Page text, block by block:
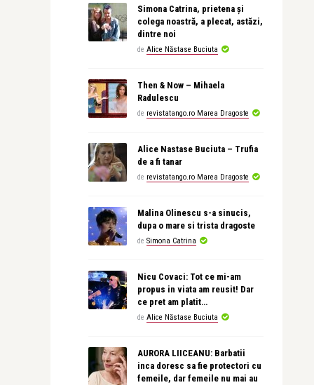
Simona Catrina, prietena și
colega noastră, a plecat, astăzi,
dintre noi
de Alice Năstase Buciuta
Then & Now – Mihaela
Radulescu
de revistatango.ro Marea Dragoste
Alice Nastase Buciuta – Trufia
de a fi tanar
de revistatango.ro Marea Dragoste
Malina Olinescu s-a sinucis,
dupa o mare si trista dragoste
de Simona Catrina
Nicu Covaci: Tot ce mi-am
propus in viata am reusit! Dar
ce pret am platit…
de Alice Năstase Buciuta
AURORA LIICEANU: Barbatii
inca doresc sa fie protectori cu
femeile, dar femeile nu mai au